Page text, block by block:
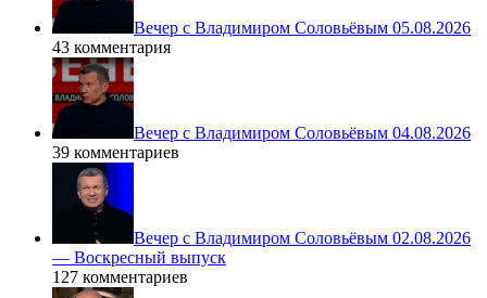
Вечер с Владимиром Соловьёвым 05.08.2026
43 комментария
Вечер с Владимиром Соловьёвым 04.08.2026
39 комментариев
Вечер с Владимиром Соловьёвым 02.08.2026
— Воскресный выпуск
127 комментариев